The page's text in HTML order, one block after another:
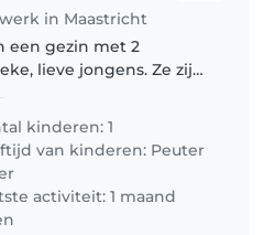
in Maastricht
een gezin met 2
lieve jongens. Ze zijn
kinderen: 1
van kinderen: Peuter
activiteit: 1 maand